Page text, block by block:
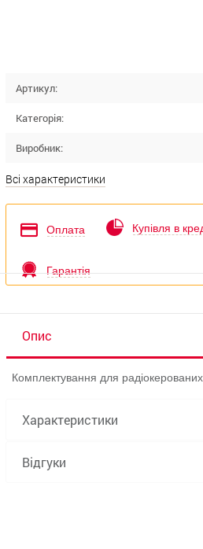
Артикул:
Категорія:
Виробник:
Всі характеристики
Оплата Купівля в
Гарантія
Опис
Комплектування для
Характеристики
Відгуки